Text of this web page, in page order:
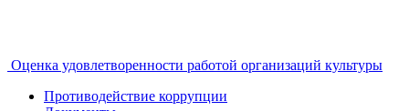
Оценка удовлетворенности работой организаций культуры
Противодействие коррупции